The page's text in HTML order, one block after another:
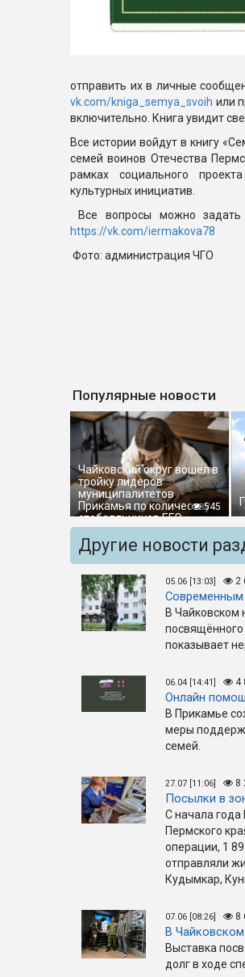
отправить их в личные
vk.com/kniga_semya_svoih или
включительно. Книга увидит
Все истории войдут в книгу
семей воинов Отечества
рамках социального
культурных инициатив.
Все вопросы можно задать
https://vk.com/iermakova78
Фото: администрация ЧГО
Популярные новости
Чайковский округ вошёл в
тройку лидеров
муниципалитетов
Прикамья по количеству
стобалльников ЕГЭ
545
Другие новости
05.06 [13:03] 2
Современным
В Чайковском
показывает
06.04 [14:41] 4
Онлайн
В Прикамье
меры
семей.
27.07 [11:06] 8
Посылки в
С начала
Пермского
операции, 1
отправляли
Кудымкар,
07.06 [08:26] 8
В
Выставка
долг в ходе